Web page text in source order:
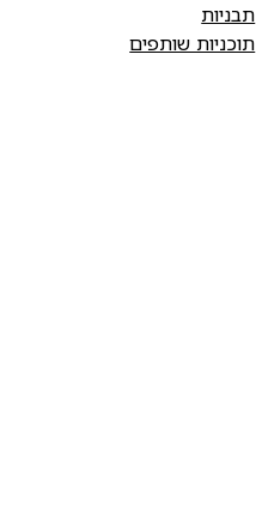
תבניות
תוכניות שותפים